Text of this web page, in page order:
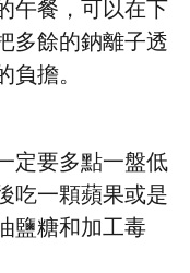
午餐，可以在下
多餘的鈉離子透
負擔。
定要多點一盤低
吃一顆蘋果或是
鹽糖和加工毒